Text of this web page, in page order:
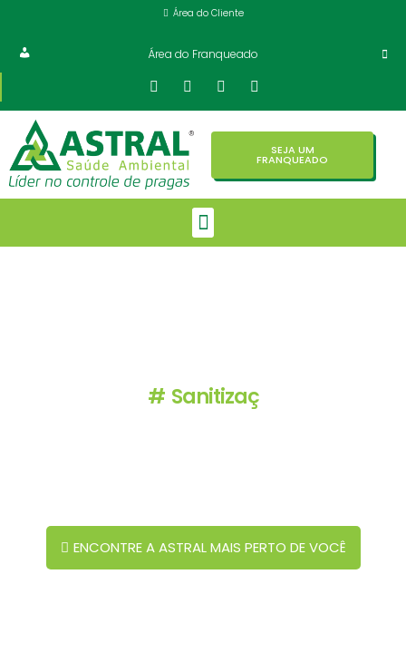
Área do Cliente
Área do Franqueado
SEJA UM
FRANQUEADO
# Sanitização
ENCONTRE A ASTRAL MAIS PERTO DE VOCÊ